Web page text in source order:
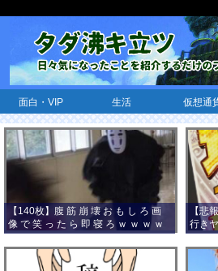
面白・VIP 生活 仮想通
【140枚】腹 筋 崩 壊 お も し ろ 画
像 で 笑 っ た ら 即 寝 ろ ｗ ｗ ｗ ｗ
ｗ ｗ ｗ ｗ ｗ ｗ ｗ ｗ
【悲
行き